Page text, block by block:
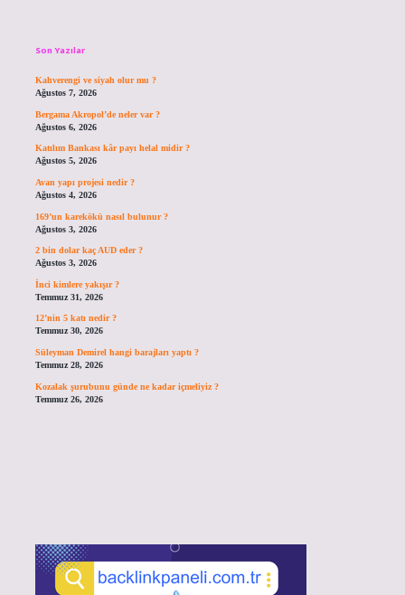
Son Yazılar
Kahverengi ve siyah olur mu ?
Ağustos 7, 2026
Bergama Akropol’de neler var ?
Ağustos 6, 2026
Katılım Bankası kâr payı helal midir ?
Ağustos 5, 2026
Avan yapı projesi nedir ?
Ağustos 4, 2026
169’un karekökü nasıl bulunur ?
Ağustos 3, 2026
2 bin dolar kaç AUD eder ?
Ağustos 3, 2026
İnci kimlere yakışır ?
Temmuz 31, 2026
12’nin 5 katı nedir ?
Temmuz 30, 2026
Süleyman Demirel hangi barajları yaptı ?
Temmuz 28, 2026
Kozalak şurubunu günde ne kadar içmeliyiz ?
Temmuz 26, 2026